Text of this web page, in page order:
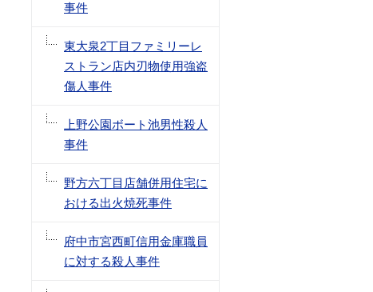
事件
東大泉2丁目ファミリーレ
ストラン店内刃物使用強盗
傷人事件
上野公園ボート池男性殺人
事件
野方六丁目店舗併用住宅に
おける出火焼死事件
府中市宮西町信用金庫職員
に対する殺人事件